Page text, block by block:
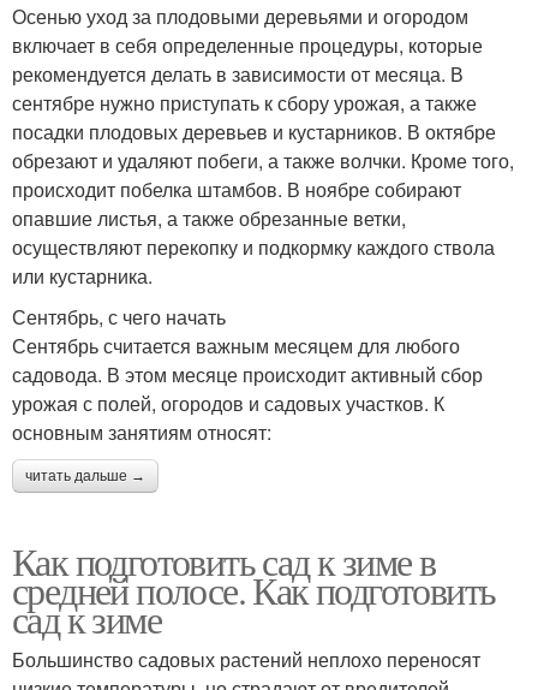
Осенью уход за плодовыми деревьями и огородом
включает в себя определенные процедуры, которые
рекомендуется делать в зависимости от месяца. В
сентябре нужно приступать к сбору урожая, а также
посадки плодовых деревьев и кустарников. В октябре
обрезают и удаляют побеги, а также волчки. Кроме того,
происходит побелка штамбов. В ноябре собирают
опавшие листья, а также обрезанные ветки,
осуществляют перекопку и подкормку каждого ствола
или кустарника.
Сентябрь, с чего начать
Сентябрь считается важным месяцем для любого
садовода. В этом месяце происходит активный сбор
урожая с полей, огородов и садовых участков. К
основным занятиям относят:
читать дальше →
Как подготовить сад к зиме в
средней полосе. Как подготовить
сад к зиме
Большинство садовых растений неплохо переносят